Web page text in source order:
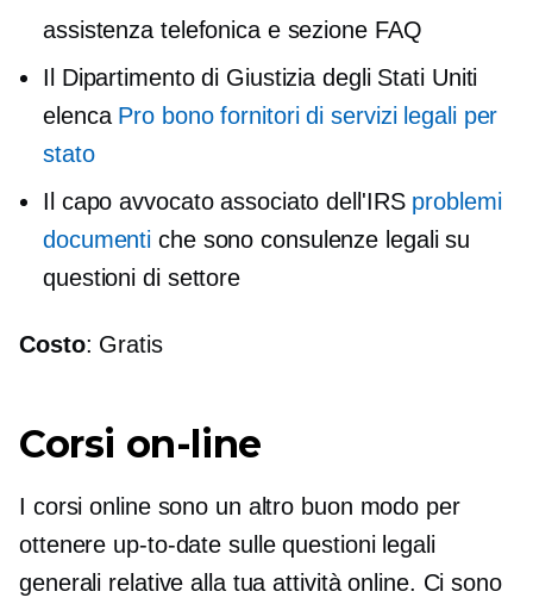
assistenza telefonica e sezione FAQ
Il Dipartimento di Giustizia degli Stati Uniti
elenca Pro bonofornitori di servizi legali per
stato
Il capo avvocato associato dell'IRS problemi
documenti che sono consulenze legali su
questioni di settore
Costo: Gratis
Corsi on-line
I corsi online sono un altro buon modo per
ottenere up-to-date sulle questioni legali
generali relative alla tua attività online. Ci sono